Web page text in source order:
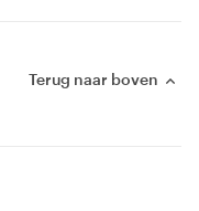
Terug naar boven